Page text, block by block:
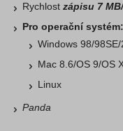
Rychlost zápisu 7
Pro operační systém:
Windows 98/
Mac 8.6/OS 9/OS
Linux
Panda